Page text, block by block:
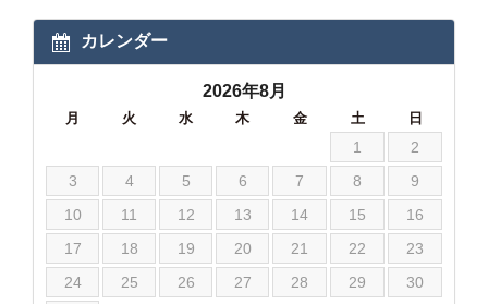
カレンダー
2026年8月
月 火 水 木 金 土 日
1
2
3
4 5 6 7 8
9
10
11 12 13 14 15
16
17
18 19 20 21 22
23
24
25 26 27 28 29
30